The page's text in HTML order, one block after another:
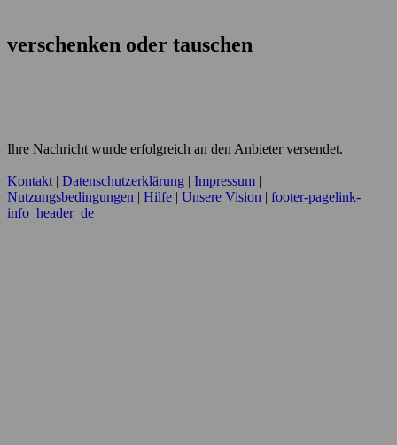
verschenken oder tauschen
Ihre Nachricht wurde erfolgreich an den Anbieter versendet.
Kontakt| Datenschutzerklärung Impressum
Nutzungsbedingungen
Hilfe Unsere Vision
footer-pagelink-
info_header_de